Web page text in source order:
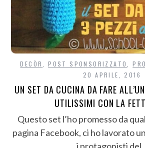
DECÒR ,POST SPONSORIZZATO ,
20 APRILE, 2016
UN SET DA CUCINA DA FARE
UTILISSIMI CON LA
Questo set l’ho promesso da
pagina Facebook, ci ho lavorato